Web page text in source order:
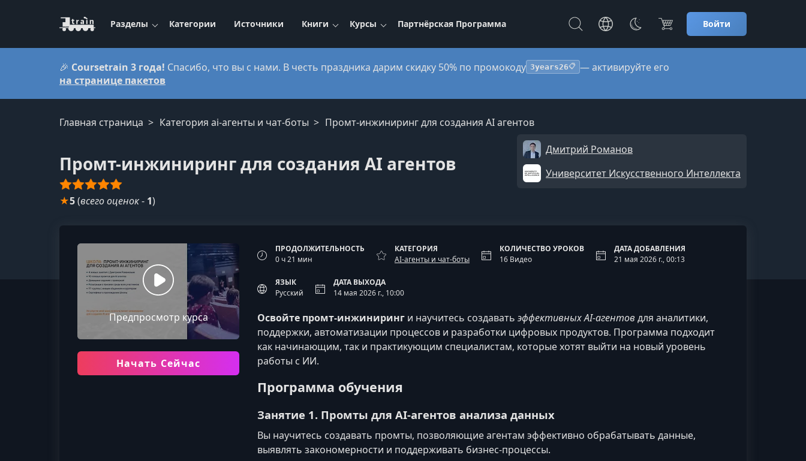
Разделы Категории Источники Книги Курсы Партнёрская Программа Войти
🎉 Coursetrain 3 года! Спасибо, что вы с нами. В честь праздника дарим скидку 50% по промокоду 3years26📋 — активируйте его
на странице пакетов
Главная страница Категория ai-агенты и чат-боты Промт-инжиниринг для создания AI агентов
Промт-инжиниринг для создания AI агентов
Дмитрий Романов
Университет Искусственного Интеллекта
★5(всего оценок- 1)
Предпросмотр курса
Начать Сейчас
ПРОДОЛЖИТЕЛЬНОСТЬ
0 ч 21 мин
КАТЕГОРИЯ
AI-агенты и чат-боты
КОЛИЧЕСТВО УРОКОВ
16 Видео
ДАТА ДОБАВЛЕНИЯ
21 мая 2026 г., 00:13
ЯЗЫК
Русский
ДАТА ВЫХОДА
14 мая 2026 г., 10:00
Освойте промт-инжиниринг и научитесь создавать эффективных AI-агентовдля аналитики,
поддержки, автоматизации процессов и разработки цифровых продуктов. Программа подходит
как начинающим, так и практикующим специалистам, которые хотят выйти на новый уровень
работы с ИИ.
Программа обучения
Занятие 1. Промты для AI-агентов анализа данных
Вы научитесь создавать промты, позволяющие агентам эффективно обрабатывать данные,
выявлять закономерности и поддерживать бизнес-процессы.